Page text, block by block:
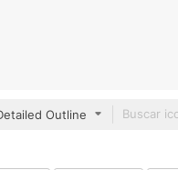
Outline